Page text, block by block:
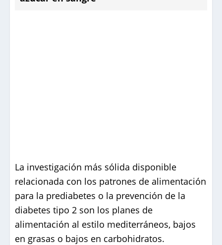
La investigación más sólida disponible
relacionada con los patrones de alimentación
para la prediabetes o la prevención de la
diabetes tipo 2 son los planes de
alimentación al estilo mediterráneos, bajos
en grasas o bajos en carbohidratos.